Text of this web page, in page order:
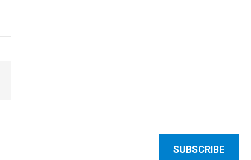
SUBSCRIBE